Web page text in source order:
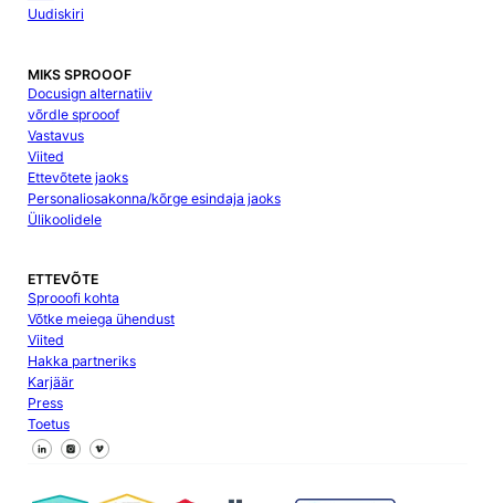
Uudiskiri
MIKS SPROOOF
Docusign alternatiiv
võrdle sprooof
Vastavus
Viited
Ettevõtete jaoks
Personaliosakonna/kõrge esindaja jaoks
Ülikoolidele
ETTEVÕTE
Sprooofi kohta
Võtke meiega ühendust
Viited
Hakka partneriks
Karjäär
Press
Toetus
Jälgi meid Facebookis
Jälgi meid X
Jälgi meid LinkedInis